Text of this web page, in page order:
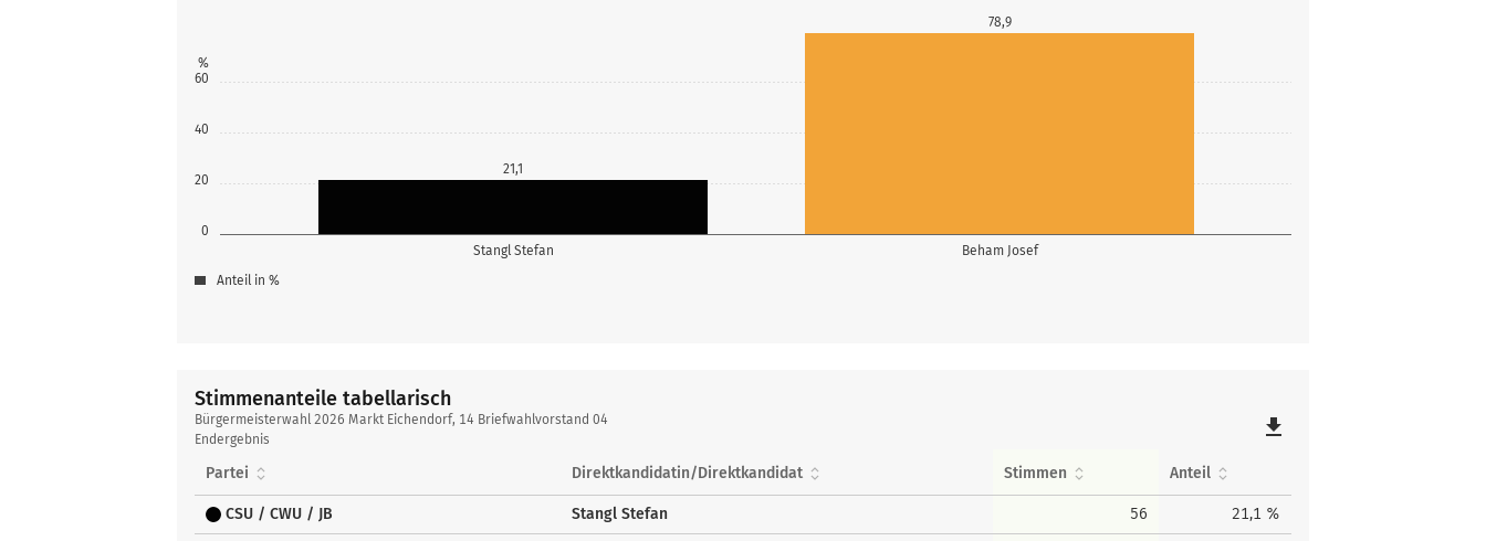
0
20
40
60
%
Stangl Stefan Beham Josef
21,1
78,9
Anteil in %
Stimmenanteile tabellarisch
Stimmenanteile
tabellarisch
Bürgermeisterwahl 2026 Markt Eichendorf, 14 Briefwahlvorstand 04
Endergebnis
file_download
Partei Direktkandidatin/Direktkandidat Stimmen Anteil
CSU / CWU / JB Stangl Stefan 56 21,1 %